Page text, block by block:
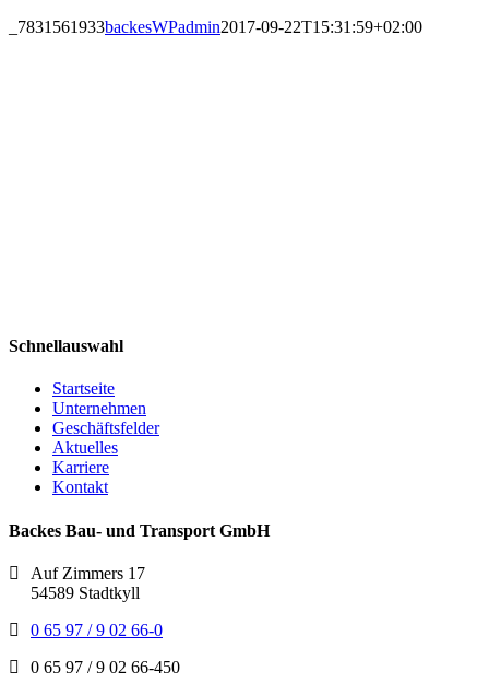
_7831561933backesWPadmin2017-09-22T15:31:59+02:00
Schnellauswahl
Startseite
Unternehmen
Geschäftsfelder
Aktuelles
Karriere
Kontakt
Backes Bau- und Transport GmbH
Auf Zimmers 17
54589 Stadtkyll
0 65 97 / 9 02 66-0
0 65 97 / 9 02 66-450